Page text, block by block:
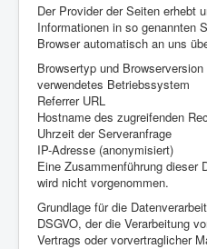
Der Provider der Seiten erhebt
Informationen in so genannten
Browser automatisch an uns
Browsertyp und Browserversion
verwendetes Betriebssystem
Referrer URL
Hostname des zugreifenden
Uhrzeit der Serveranfrage
IP-Adresse (anonymisiert)
Eine Zusammenführung dieser
wird nicht vorgenommen.
Grundlage für die
DSGVO, der die Verarbeitung
Vertrags oder vorvertraglicher